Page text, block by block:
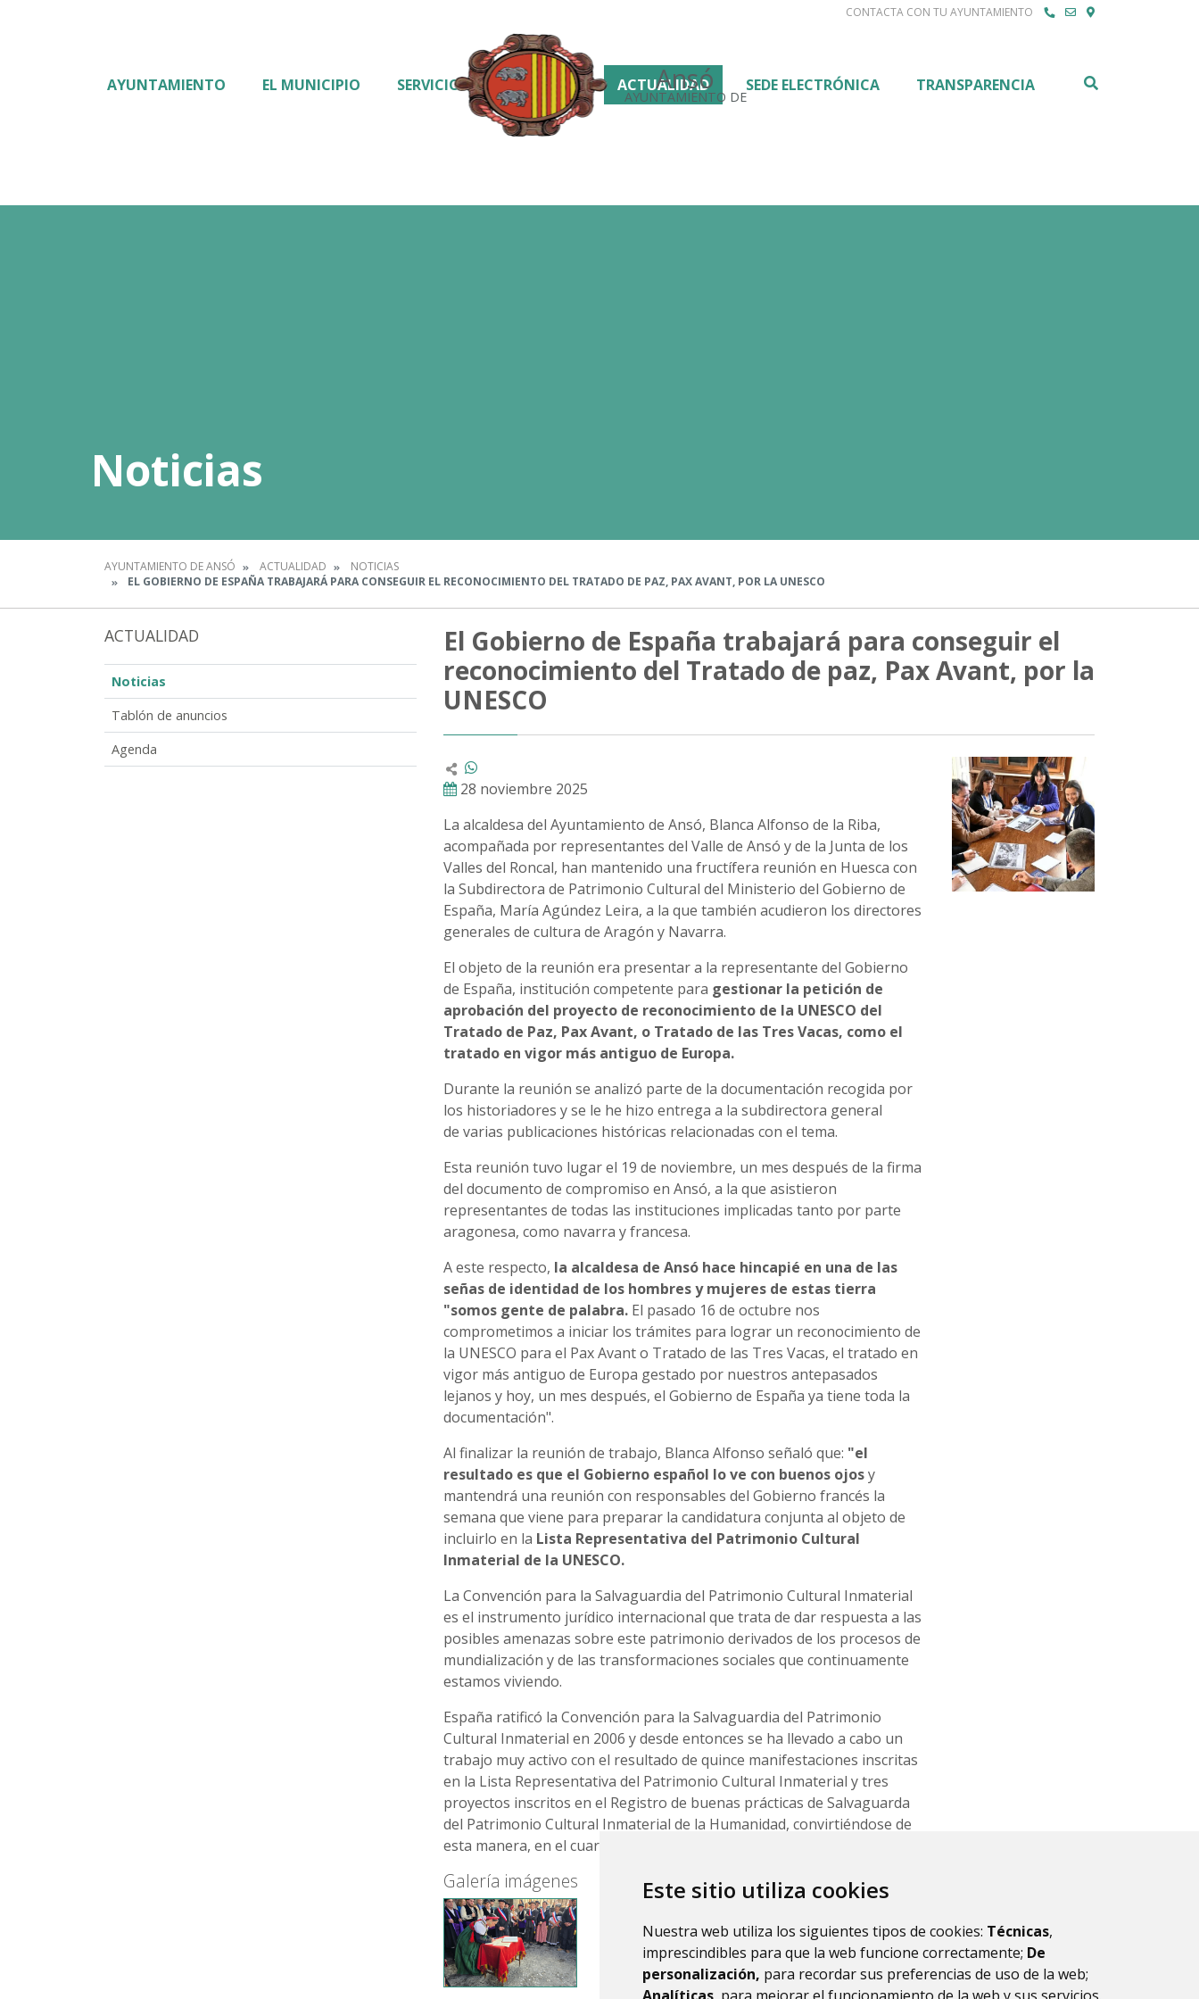
Este sitio utiliza cookies
Nuestra web utiliza los siguientes tipos de cookies: Técnicas,
imprescindibles para que la web funcione correctamente; De
personalización, para recordar sus preferencias de uso de la web;
CONTACTA CON TU AYUNTAMIENTO
Ansó
AYUNTAMIENTO DE
AYUNTAMIENTO EL MUNICIPIO SERVICIOS ACTUALIDAD SEDE ELECTRÓNICA TRANSPARENCIA
Noticias
AYUNTAMIENTO DE ANSÓ ACTUALIDAD
NOTICIAS
EL GOBIERNO DE ESPAÑA TRABAJARÁ PARA CONSEGUIR EL RECONOCIMIENTO DEL TRATADO DE PAZ, PAX AVANT, POR LA UNESCO
ACTUALIDAD
Noticias
Tablón de anuncios
Agenda
El Gobierno de España trabajará para conseguir el
reconocimiento del Tratado de paz, Pax Avant, por la
UNESCO
28 noviembre 2025
La alcaldesa del Ayuntamiento de Ansó, Blanca Alfonso de la Riba,
acompañada por representantes del Valle de Ansó y de la Junta de los
Valles del Roncal, han mantenido una fructífera reunión en Huesca con
la Subdirectora de Patrimonio Cultural del Ministerio del Gobierno de
España, María Agúndez Leira, a la que también acudieron los directores
generales de cultura de Aragón y Navarra.
El objeto de la reunión era presentar a la representante del Gobierno
de España, institución competente para gestionar la petición de
aprobación del proyecto de reconocimiento de la UNESCO del
Tratado de Paz, Pax Avant, o Tratado de las Tres Vacas, como el
tratado en vigor más antiguo de Europa.
Durante la reunión se analizó parte de la documentación recogida por
los historiadores y se le he hizo entrega a la subdirectora general
de varias publicaciones históricas relacionadas con el tema.
Esta reunión tuvo lugar el 19 de noviembre, un mes después de la firma
del documento de compromiso en Ansó, a la que asistieron
representantes de todas las instituciones implicadas tanto por parte
aragonesa, como navarra y francesa.
A este respecto, la alcaldesa de Ansó hace hincapié en una de las
señas de identidad de los hombres y mujeres de estas tierra
"somos gente de palabra. El pasado 16 de octubre nos
comprometimos a iniciar los trámites para lograr un reconocimiento de
la UNESCO para el Pax Avant o Tratado de las Tres Vacas, el tratado en
vigor más antiguo de Europa gestado por nuestros antepasados
lejanos y hoy, un mes después, el Gobierno de España ya tiene toda la
documentación".
Al finalizar la reunión de trabajo, Blanca Alfonso señaló que: "el
resultado es que el Gobierno español lo ve con buenos ojosy
mantendrá una reunión con responsables del Gobierno francés la
semana que viene para preparar la candidatura conjunta al objeto de
incluirlo en la Lista Representativa del Patrimonio Cultural
Inmaterial de la UNESCO.
La Convención para la Salvaguardia del Patrimonio Cultural Inmaterial
es el instrumento jurídico internacional que trata de dar respuesta a las
posibles amenazas sobre este patrimonio derivados de los procesos de
mundialización y de las transformaciones sociales que continuamente
estamos viviendo.
España ratificó la Convención para la Salvaguardia del Patrimonio
Cultural Inmaterial en 2006 y desde entonces se ha llevado a cabo un
trabajo muy activo con el resultado de quince manifestaciones inscritas
en la Lista Representativa del Patrimonio Cultural Inmaterial y tres
proyectos inscritos en el Registro de buenas prácticas de Salvaguarda
del Patrimonio Cultural Inmaterial de la Humanidad, convirtiéndose de
esta manera, en el cuarto país con más elementos reconocidos.
Galería imágenes